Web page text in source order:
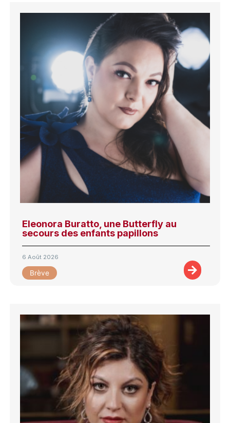
Eleonora Buratto, une Butterfly au
secours des enfants papillons
6 Août 2026
Brève